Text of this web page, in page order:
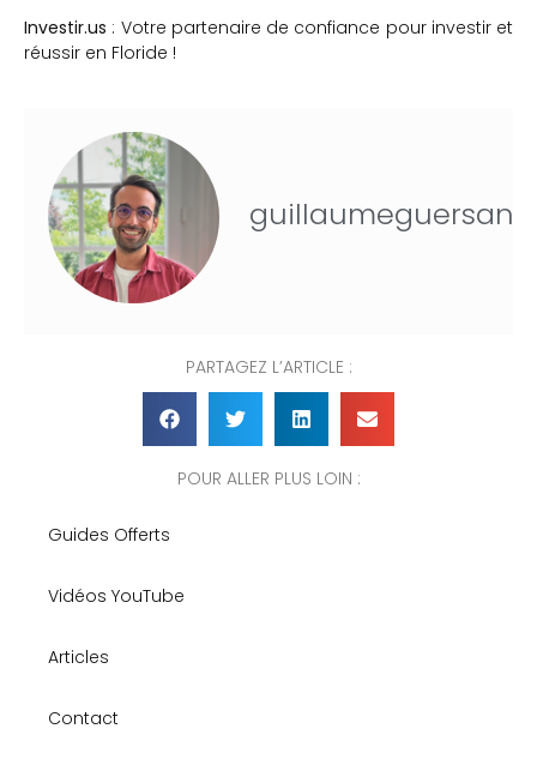
Investir.us : Votre partenaire de confiance pour investir et
réussir en Floride !
guillaumeguersan
PARTAGEZ L’ARTICLE :
POUR ALLER PLUS LOIN :
Guides Offerts
Vidéos YouTube
Articles
Contact